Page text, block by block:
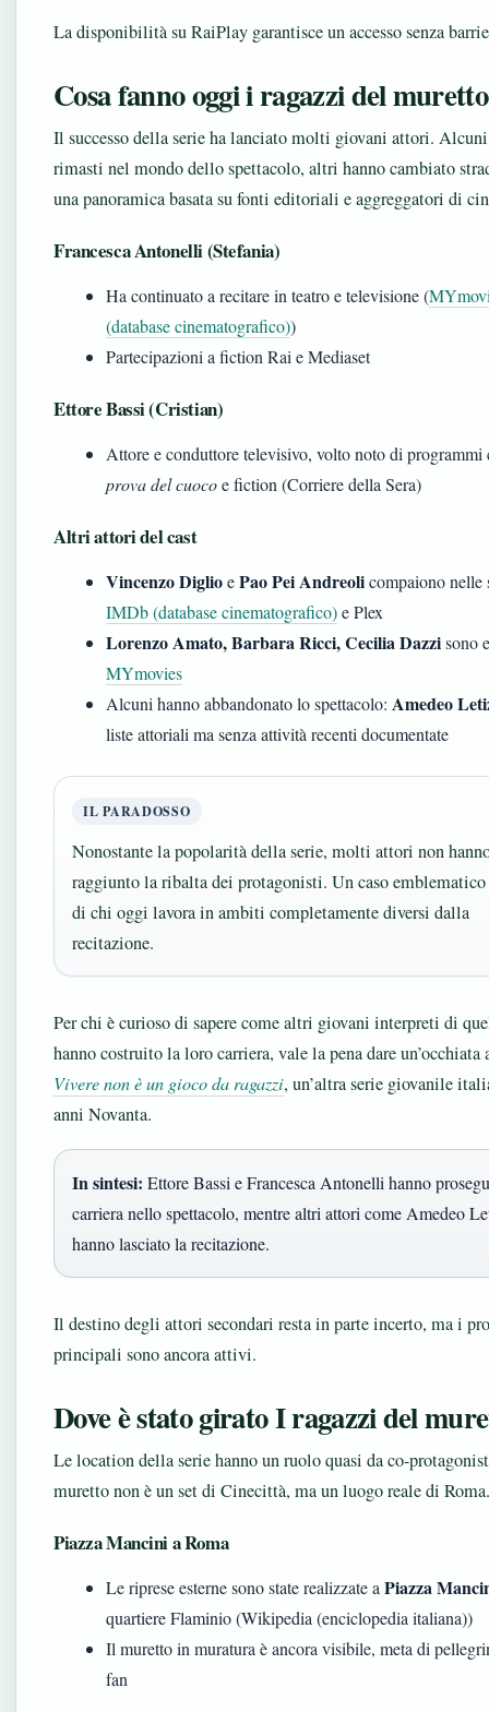
La disponibilità su RaiPlay garantisce un accesso senza
Cosa fanno oggi i ragazzi del
Il successo della serie ha lanciato molti giovani attori.
rimasti nel mondo dello spettacolo, altri hanno cambiato
una panoramica basata su fonti editoriali e aggreggatori di
Francesca Antonelli (Stefania)
Ha continuato a recitare in teatro e televisione (
(database cinematografico))
Partecipazioni a fiction Rai e Mediaset
Ettore Bassi (Cristian)
Attore e conduttore televisivo, volto noto di
prova del cuocoe fiction (Corriere della Sera)
Altri attori del cast
Vincenzo DiglioePao Pei Andreolicompaiono nelle
IMDb (database cinematografico)e Plex
Lorenzo Amato, Barbara Ricci, Cecilia Dazzisono
MYmovies
Alcuni hanno abbandonato lo spettacolo: Amedeo
liste attoriali ma senza attività recenti documentate
IL PARADOSSO
Nonostante la popolarità della serie, molti attori non
raggiunto la ribalta dei protagonisti. Un caso
di chi oggi lavora in ambiti completamente diversi dalla
recitazione.
Per chi è curioso di sapere come altri giovani interpreti di
hanno costruito la loro carriera, vale la pena dare un’occhiata
Vivere non è un gioco da ragazzi, un’altra serie giovanile
anni Novanta.
In sintesi: Ettore Bassi e Francesca Antonelli hanno
carriera nello spettacolo, mentre altri attori come Amedeo
hanno lasciato la recitazione.
Il destino degli attori secondari resta in parte incerto, ma i
principali sono ancora attivi.
Dove è stato girato I ragazzi del
Le location della serie hanno un ruolo quasi da co-
muretto non è un set di Cinecittà, ma un luogo reale di Roma.
Piazza Mancini a Roma
Le riprese esterne sono state realizzate a Piazza
quartiere Flaminio (Wikipedia (enciclopedia italiana))
Il muretto in muratura è ancora visibile, meta di
fan